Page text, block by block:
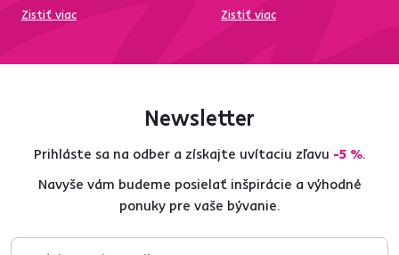
Zistiť viac
Zistiť viac
Newsletter
Prihláste sa na odber a získajte uvítaciu zľavu -5 %.
Navyše vám budeme posielať inšpirácie a výhodné
ponuky pre vaše bývanie.